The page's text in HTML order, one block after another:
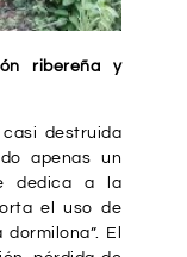
ribereña y
destruida
apenas un
dedica a la
el uso de
El